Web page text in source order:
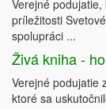
Verejné
príležitosti
spolupráci ...
Živá kniha -
Verejné podujatie
ktoré sa